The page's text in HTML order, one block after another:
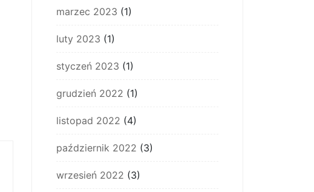
marzec 2023 (1)
luty 2023 (1)
styczeń 2023 (1)
grudzień 2022 (1)
listopad 2022 (4)
październik 2022 (3)
wrzesień 2022 (3)